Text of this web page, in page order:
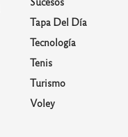
Tapa Del Día
Tecnología
Tenis
Turismo
Voley